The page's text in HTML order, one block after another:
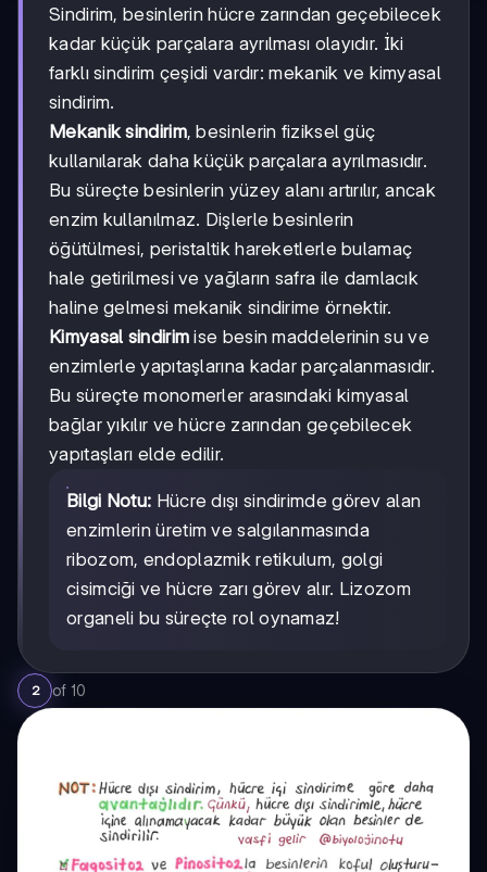
Sindirim, besinlerin hücre zarından geçebilecek
kadar küçük parçalara ayrılması olayıdır. İki
farklı sindirim çeşidi vardır: mekanik ve kimyasal
sindirim.
Mekanik sindirim, besinlerin fiziksel güç
kullanılarak daha küçük parçalara ayrılmasıdır.
Bu süreçte besinlerin yüzey alanı artırılır, ancak
enzim kullanılmaz. Dişlerle besinlerin
öğütülmesi, peristaltik hareketlerle bulamaç
hale getirilmesi ve yağların safra ile damlacık
haline gelmesi mekanik sindirime örnektir.
Kimyasal sindirim ise besin maddelerinin su ve
enzimlerle yapıtaşlarına kadar parçalanmasıdır.
Bu süreçte monomerler arasındaki kimyasal
bağlar yıkılır ve hücre zarından geçebilecek
yapıtaşları elde edilir.
Bilgi Notu: Hücre dışı sindirimde görev alan
enzimlerin üretim ve salgılanmasında
ribozom, endoplazmik retikulum, golgi
cisimciği ve hücre zarı görev alır. Lizozom
organeli bu süreçte rol oynamaz!
2 of 10